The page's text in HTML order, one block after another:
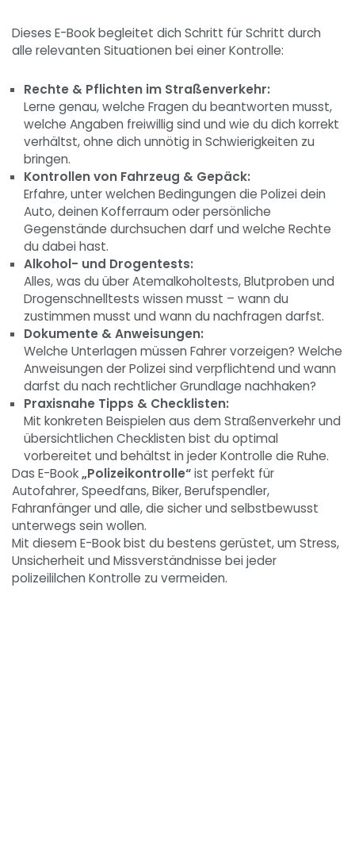
Dieses E-Book begleitet dich Schritt für Schritt durch
alle relevanten Situationen bei einer Kontrolle:
Rechte & Pflichten im Straßenverkehr:
Lerne genau, welche Fragen du beantworten musst,
welche Angaben freiwillig sind und wie du dich korrekt
verhältst, ohne dich unnötig in Schwierigkeiten zu
bringen.
Kontrollen von Fahrzeug & Gepäck:
Erfahre, unter welchen Bedingungen die Polizei dein
Auto, deinen Kofferraum oder persönliche
Gegenstände durchsuchen darf und welche Rechte
du dabei hast.
Alkohol- und Drogentests:
Alles, was du über Atemalkoholtests, Blutproben und
Drogenschnelltests wissen musst – wann du
zustimmen musst und wann du nachfragen darfst.
Dokumente & Anweisungen:
Welche Unterlagen müssen Fahrer vorzeigen? Welche
Anweisungen der Polizei sind verpflichtend und wann
darfst du nach rechtlicher Grundlage nachhaken?
Praxisnahe Tipps & Checklisten:
Mit konkreten Beispielen aus dem Straßenverkehr und
übersichtlichen Checklisten bist du optimal
vorbereitet und behältst in jeder Kontrolle die Ruhe.
Das E-Book„Polizeikontrolle“ist perfekt für
Autofahrer, Speedfans, Biker, Berufspendler,
Fahranfänger und alle, die sicher und selbstbewusst
unterwegs sein wollen.
Mit diesem E-Book bist du bestens gerüstet, um Stress,
Unsicherheit und Missverständnisse bei jeder
polizeililchen Kontrolle zu vermeiden.